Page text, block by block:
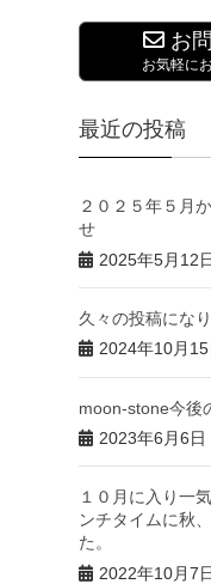
お
お気軽に
最近の投稿
２０２５年５月
せ
2025年5月12
久々の投稿になり
2024年10月15
moon-stone今後
2023年6月6日
１０月に入り一
ンチタイムに秋
た。
2022年10月7